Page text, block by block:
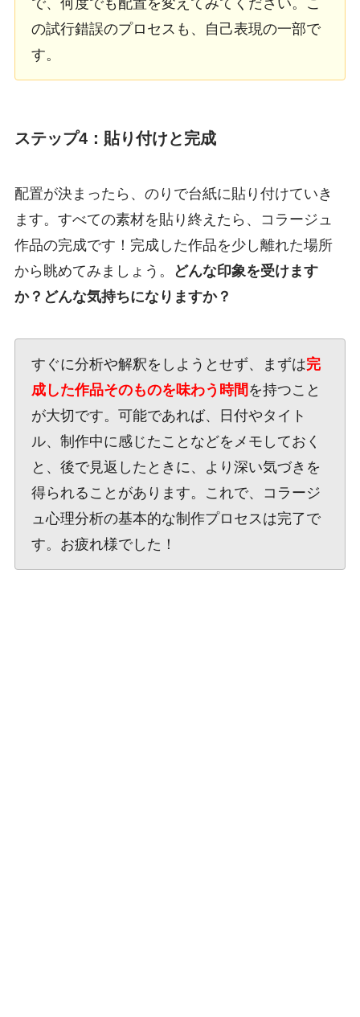
の試行錯誤のプロセスも、自己表現の一部で
す。
ステップ4：貼り付けと完成
配置が決まったら、のりで台紙に貼り付けていき
ます。すべての素材を貼り終えたら、コラージュ
作品の完成です！完成した作品を少し離れた場所
から眺めてみましょう。
どんな印象を受けます
か？どんな気持ちになりますか？
すぐに分析や解釈をしようとせず、まずは完
成した作品そのものを味わう時間 を持つこと
が大切です。可能であれば、日付やタイト
ル、制作中に感じたことなどをメモしておく
と、後で見返したときに、より深い気づきを
得られることがあります。これで、コラージ
ュ心理分析の基本的な制作プロセスは完了で
す。お疲れ様でした！